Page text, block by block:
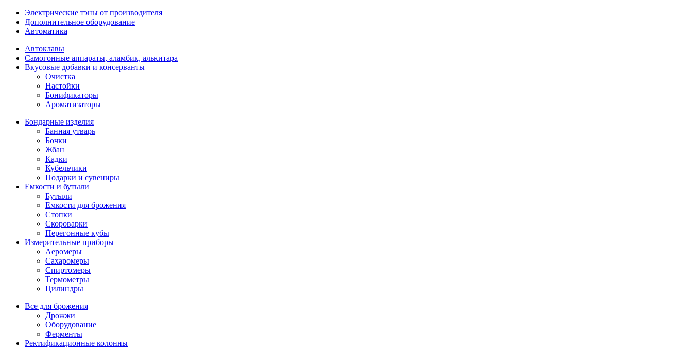
Электрические тэны от производителя
Дополнительное оборудование
Автоматика
Автоклавы
Самогонные аппараты, аламбик, алькитара
Вкусовые добавки и консерванты
Очистка
Настойки
Бонификаторы
Ароматизаторы
Бондарные изделия
Банная утварь
Бочки
Жбан
Кадки
Кубельчики
Подарки и сувениры
Емкости и бутыли
Бутыли
Емкости для брожения
Стопки
Скороварки
Перегонные кубы
Измерительные приборы
Аеромеры
Сахаромеры
Спиртомеры
Термометры
Цилиндры
Все для брожения
Дрожжи
Оборудование
Ферменты
Ректификационные колонны